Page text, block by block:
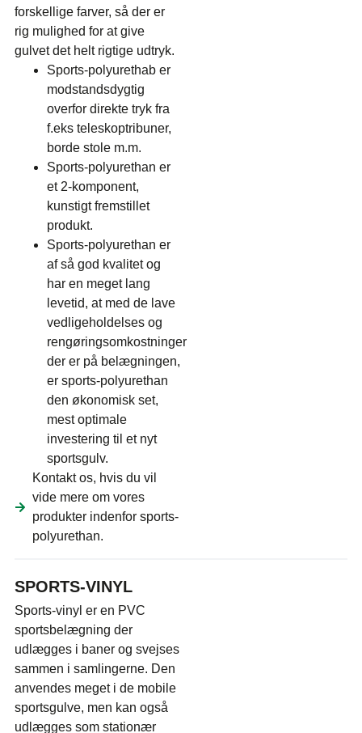
forskellige farver, så der er
rig mulighed for at give
gulvet det helt rigtige udtryk.
Sports-polyurethab er
modstandsdygtig
overfor direkte tryk fra
f.eks teleskoptribuner,
borde stole m.m.
Sports-polyurethan er
et 2-komponent,
kunstigt fremstillet
produkt.
Sports-polyurethan er
af så god kvalitet og
har en meget lang
levetid, at med de lave
vedligeholdelses og
rengøringsomkostninger
der er på belægningen,
er sports-polyurethan
den økonomisk set,
mest optimale
investering til et nyt
sportsgulv.
Kontakt os, hvis du vil
vide mere om vores
produkter indenfor sports-
polyurethan.
SPORTS-VINYL
Sports-vinyl er en PVC
sportsbelægning der
udlægges i baner og svejses
sammen i samlingerne. Den
anvendes meget i de mobile
sportsgulve, men kan også
udlægges som stationær